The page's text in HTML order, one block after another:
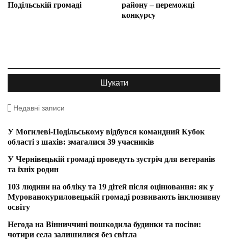
Подільській громаді
району – переможці
конкурсу
Недавні записи
У Могилеві-Подільському відбувся командний Кубок
області з шахів: змагалися 39 учасників
У Чернівецькій громаді проведуть зустріч для ветеранів
та їхніх родин
103 людини на обліку та 19 дітей після оцінювання: як у
Мурованокуриловецькій громаді розвивають інклюзивну
освіту
Негода на Вінниччині пошкодила будинки та посіви:
чотири села залишилися без світла